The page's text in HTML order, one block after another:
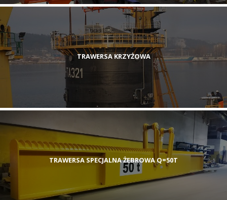
TRAWERSA KRZYŻOWA
TRAWERSA SPECJALNA ŻEBROWA Q=50T